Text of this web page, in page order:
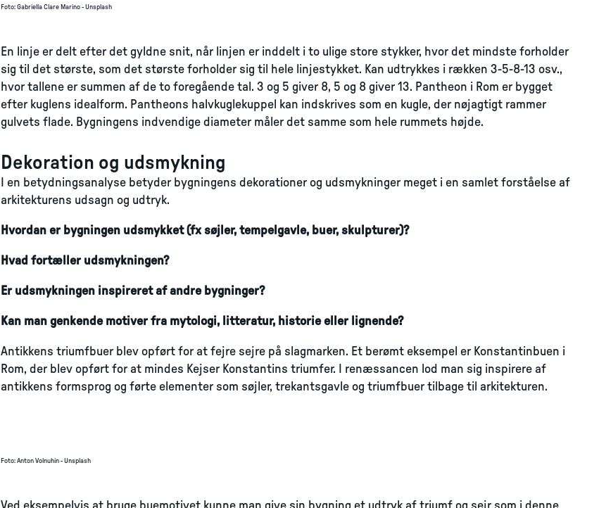
Foto: Gabriella Clare Marino - Unsplash
En linje er delt efter det gyldne snit, når linjen er inddelt i to ulige store stykker, hvor det mindste forholder
sig til det største, som det største forholder sig til hele linjestykket. Kan udtrykkes i rækken 3-5-8-13 osv.,
hvor tallene er summen af de to foregående tal. 3 og 5 giver 8, 5 og 8 giver 13. Pantheon i Rom er bygget
efter kuglens idealform. Pantheons halvkuglekuppel kan indskrives som en kugle, der nøjagtigt rammer
gulvets flade. Bygningens indvendige diameter måler det samme som hele rummets højde.
Dekoration og udsmykning
I en betydningsanalyse betyder bygningens dekorationer og udsmykninger meget i en samlet forståelse af
arkitekturens udsagn og udtryk.
Hvordan er bygningen udsmykket (fx søjler, tempelgavle, buer, skulpturer)?
Hvad fortæller udsmykningen?
Er udsmykningen inspireret af andre bygninger?
Kan man genkende motiver fra mytologi, litteratur, historie eller lignende?
Antikkens triumfbuer blev opført for at fejre sejre på slagmarken. Et berømt eksempel er Konstantinbuen i
Rom, der blev opført for at mindes Kejser Konstantins triumfer. I renæssancen lod man sig inspirere af
antikkens formsprog og førte elementer som søjler, trekantsgavle og triumfbuer tilbage til arkitekturen.
Foto: Anton Volnuhin - Unsplash